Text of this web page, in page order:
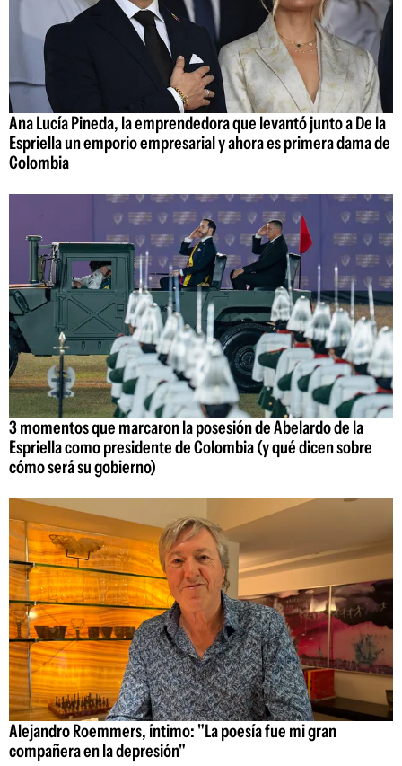
Ana Lucía Pineda, la emprendedora que levantó junto a De la
Espriella un emporio empresarial y ahora es primera dama de
Colombia
3 momentos que marcaron la posesión de Abelardo de la
Espriella como presidente de Colombia (y qué dicen sobre
cómo será su gobierno)
Alejandro Roemmers, íntimo: "La poesía fue mi gran
compañera en la depresión"